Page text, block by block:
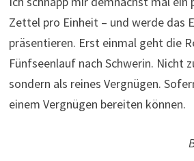
Zettel pro Einheit – und werde das
präsentieren. Erst einmal geht die
Fünfseenlauf nach Schwerin. Nicht
sondern als reines Vergnügen.
einem Vergnügen bereiten können.